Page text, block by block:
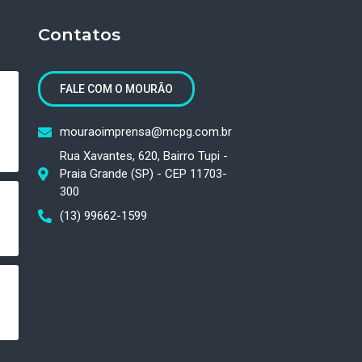
Contatos
FALE COM O MOURÃO
mouraoimprensa@mcpg.com.br
Rua Xavantes, 620, Bairro Tupi -
Praia Grande (SP) - CEP 11703-
300
(13) 99662-1599